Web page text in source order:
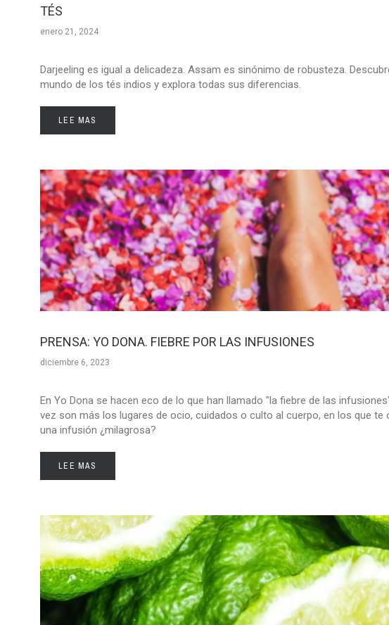
TÉS
enero 21, 2024
Darjeeling es igual a delicadeza. Assam es sinónimo de robusteza.
mundo de los tés indios y explora todas sus diferencias.
LEE MAS
PRENSA: YO DONA. FIEBRE POR LAS INFUSIONES
diciembre 6, 2023
En Yo Dona se hacen eco de lo que han llamado "la fiebre de las
vez son más los lugares de ocio, cuidados o culto al cuerpo, en los que te
una infusión ¿milagrosa?
LEE MAS